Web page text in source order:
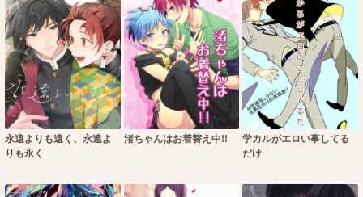
永遠よりも遠く、永遠よ
りも永く
渚ちゃんはお着替え中!!
学カルがエロい事してる
だけ